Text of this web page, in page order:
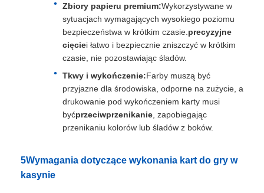
Zbiory papieru premium:Wykorzystywane w
sytuacjach wymagających wysokiego poziomu
bezpieczeństwa w krótkim czasie. precyzyjne
cięciei łatwo i bezpiecznie zniszczyć w krótkim
czasie, nie pozostawiając śladów.
Tkwy i wykończenie:Farby muszą być
przyjazne dla środowiska, odporne na zużycie, a
drukowanie pod wykończeniem karty musi
byćprzeciwprzenikanie , zapobiegając
przenikaniu kolorów lub śladów z boków.
5Wymagania dotyczące wykonania kart do gry w
kasynie